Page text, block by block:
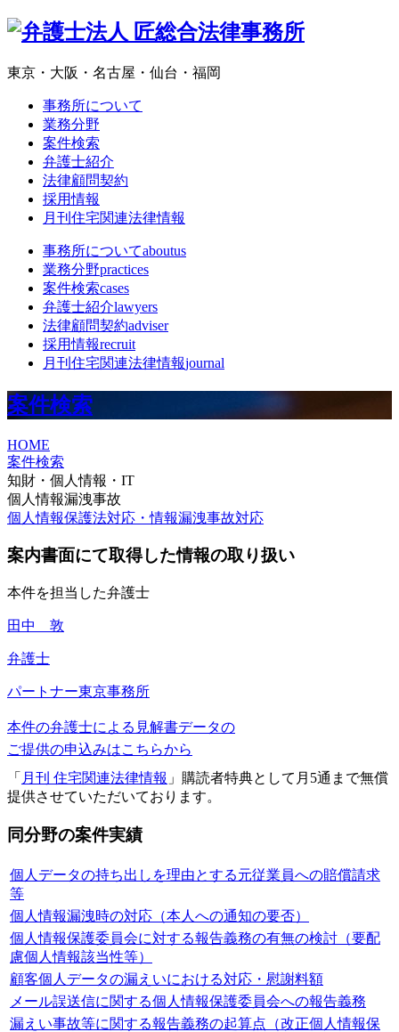
東京・大阪・名古屋・仙台・福岡
事務所について
業務分野
案件検索
弁護士紹介
法律顧問契約
採用情報
月刊住宅関連法律情報
事務所についてaboutus
業務分野practices
案件検索cases
弁護士紹介lawyers
法律顧問契約adviser
採用情報recruit
月刊住宅関連法律情報journal
案件検索
HOME
案件検索
知財・個人情報・IT
個人情報漏洩事故
個人情報保護法対応・情報漏洩事故対応
案内書面にて取得した情報の取り扱い
本件を担当した弁護士
田中 敦
弁護士
パートナー東京事務所
本件の弁護士による見解書データの
ご提供の申込みはこちらから
「 月刊 住宅関連法律情報 」購読者特典として月5通まで無償
提供させていただいております。
同分野の案件実績
個人データの持ち出しを理由とする元従業員への賠償請求
等
個人情報漏洩時の対応（本人への通知の要否）
個人情報保護委員会に対する報告義務の有無の検討（要配
慮個人情報該当性等）
顧客個人データの漏えいにおける対応・慰謝料額
メール誤送信に関する個人情報保護委員会への報告義務
漏えい事故等に関する報告義務の起算点（改正個人情報保